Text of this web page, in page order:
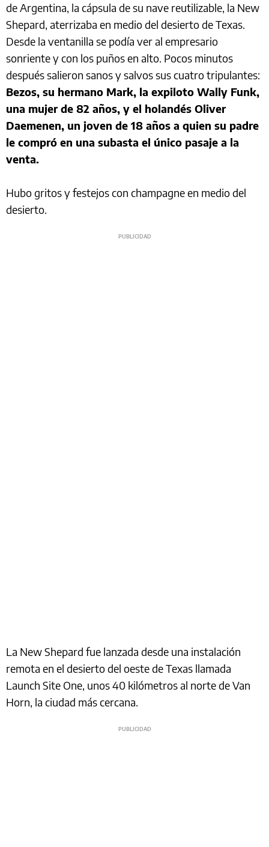
de Argentina, la cápsula de su nave reutilizable, la New
Shepard, aterrizaba en medio del desierto de Texas.
Desde la ventanilla se podía ver al empresario
sonriente y con los puños en alto. Pocos minutos
después salieron sanos y salvos sus cuatro tripulantes:
Bezos, su hermano Mark, la expiloto Wally Funk,
una mujer de 82 años, y el holandés Oliver
Daemenen, un joven de 18 años a quien su padre
le compró en una subasta el único pasaje a la
venta.
Hubo gritos y festejos con champagne en medio del
desierto.
La New Shepard fue lanzada desde una instalación
remota en el desierto del oeste de Texas llamada
Launch Site One, unos 40 kilómetros al norte de Van
Horn, la ciudad más cercana.